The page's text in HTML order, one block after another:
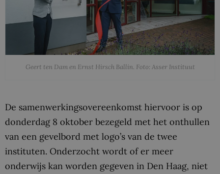
Geert ten Dam en Ernst Hirsch Ballin. Foto: Asser Instituut
De samenwerkingsovereenkomst hiervoor is op
donderdag 8 oktober bezegeld met het onthullen
van een gevelbord met logo’s van de twee
instituten. Onderzocht wordt of er meer
onderwijs kan worden gegeven in Den Haag, niet